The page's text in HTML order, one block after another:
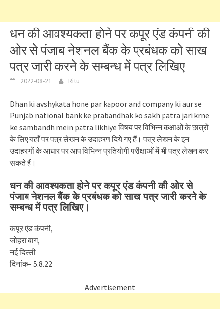
धन की आवश्यकता होने पर कपूर एंड कंपनी की
ओर से पंजाब नेशनल बैंक के प्रबंधक को साख
पत्र जारी करने के सम्बन्ध में पत्र लिखिए
2022-08-21 Ritu
Dhan ki avshykata hone par kapoor and company ki aur se
Punjab national bank ke prabandhak ko sakh patra jari krne
ke sambandh mein patra likhiye विषय पर विभिन्न कक्षाओं के छात्रों
के लिए यहाँ पर पत्र लेखन के उदाहरण दिये गए हैं। पत्र लेखन के इन
उदाहरणों के आधार पर आप विभिन्न प्रतियोगी परीक्षाओं में भी पत्र लेखन कर
सकते हैं।
धन की आवश्यकता होने पर कपूर एंड कंपनी की ओर से
पंजाब नेशनल बैंक के प्रबंधक को साख पत्र जारी करने के
सम्बन्ध में पत्र लिखिए।
कपूर एंड कंपनी,
जोहरा बाग,
नई दिल्ली
दिनांक– 5.8.22
Advertisement